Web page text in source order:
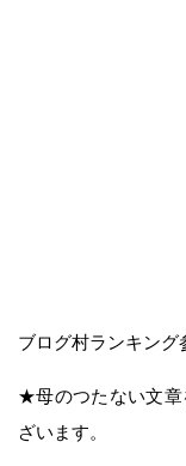
ブログ村ランキング
★母のつたない文章
ざいます。